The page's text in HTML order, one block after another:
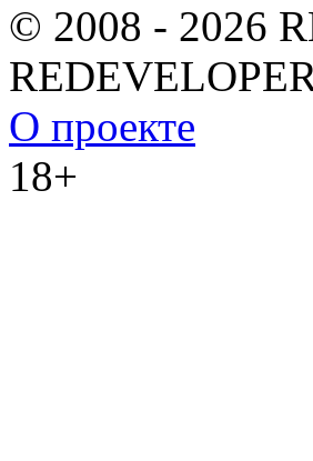
© 2008 - 2026
О проекте
18+